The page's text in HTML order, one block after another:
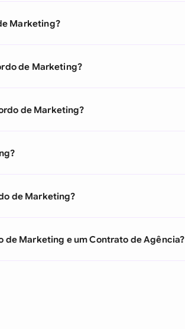
Marketing?
de Marketing?
de Marketing?
de Marketing?
de Marketing e um Contrato de Agência?